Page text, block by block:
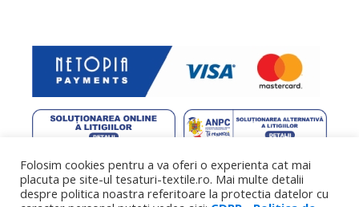
web design by DowMedia |gazduire webby SpeedHost
Folosim cookies pentru a va oferi o experienta cat mai
placuta pe site-ul tesaturi-textile.ro. Mai multe detalii
despre politica noastra referitoare la protectia datelor cu